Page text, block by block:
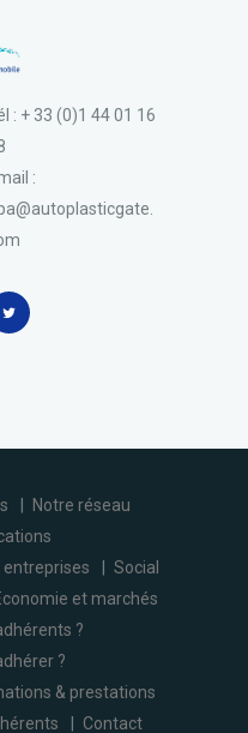
: + 33 (0)1 44 01 16
:
Notre réseau
entreprises
Social
et marchés
?
?
& prestations
Contact